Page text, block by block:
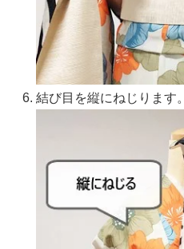
結び目を縦にねじります。